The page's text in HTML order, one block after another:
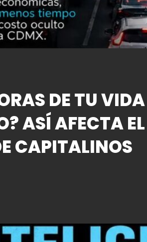
DE TU VIDA
ASÍ AFECTA
CAPITALINOS